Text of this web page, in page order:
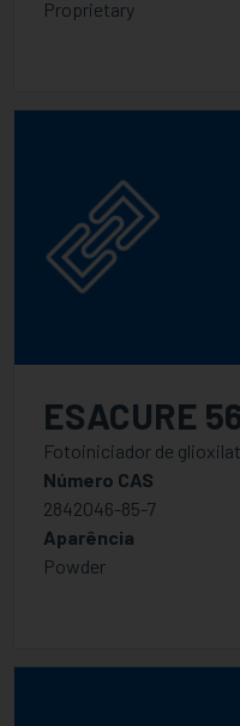
Umectação, fluxo,
Fotoiniciador
Fotoiniciadores
Misturas de
Fotoiniciador de
Fotoiniciador de
Gerador de
Especialidades de
Proprietary
ESACURE
Fotoiniciador de
Número CAS
2842046-85-7
Aparência
Powder